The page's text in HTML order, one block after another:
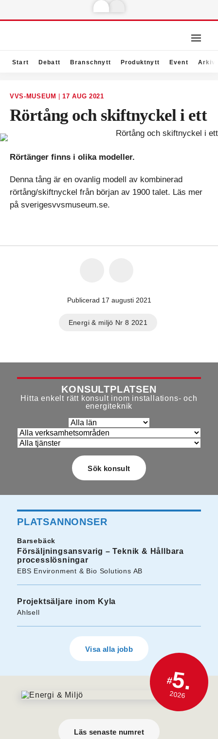
Start Debatt Branschnytt Produktnytt Event Arkiv
VVS-MUSEUM 17 AUG 2021
Rörtång och skiftnyckel i ett
Rörtänger finns i olika modeller.
Denna tång är en ovanlig modell av kombinerad
rörtång/skiftnyckel från början av 1900 talet. Läs mer
på sverigesvvsmuseum.se.
Publicerad 17 augusti 2021
Energi & miljö Nr 8 2021
KONSULTPLATSEN
Hitta enkelt rätt konsult inom installations- och
energiteknik
PLATSANNONSER
Barsebäck
Försäljningsansvarig – Teknik & Hållbara
processlösningar
EBS Environment & Bio Solutions AB
Projektsäljare inom Kyla
Ahlsell
Visa alla jobb
#5.
2026
Läs senaste numret